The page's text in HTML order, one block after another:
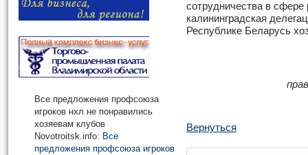
Все предложения профсоюза
игроков нхл не понравились
хозяевам клубов
Novotroitsk.info: Все
предложения профсоюза игроков
сотрудничества в сфере
калининградская
Республике Беларусь
Вернуться